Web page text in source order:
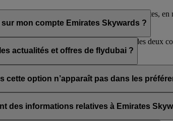
au bas des e-mails de flydubai et/ou d’Emirates,
Clients.
mon compte Emirates Skywards ?
de recevoir les actualités et offres des deux
actualités et offres de flydubai ?
et offres d’Emirates, Emirates Skywards
option n’apparaît pas dans les
membre Emirates Skywards ou le nom que vous
jour vos abonnements aux e-mails dans vos
des informations relatives à Emirates